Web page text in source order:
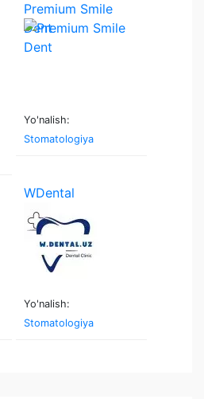
Premium Smile
Dent
Yo'nalish:
Stomatologiya
WDental
Yo'nalish:
Stomatologiya